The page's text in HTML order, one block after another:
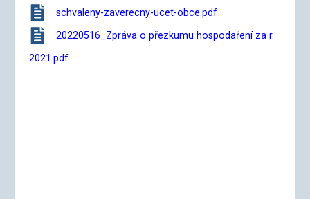
schvaleny-zaverecny-ucet-obce.pdf
20220516_Zpráva o přezkumu hospodaření za r.
2021.pdf